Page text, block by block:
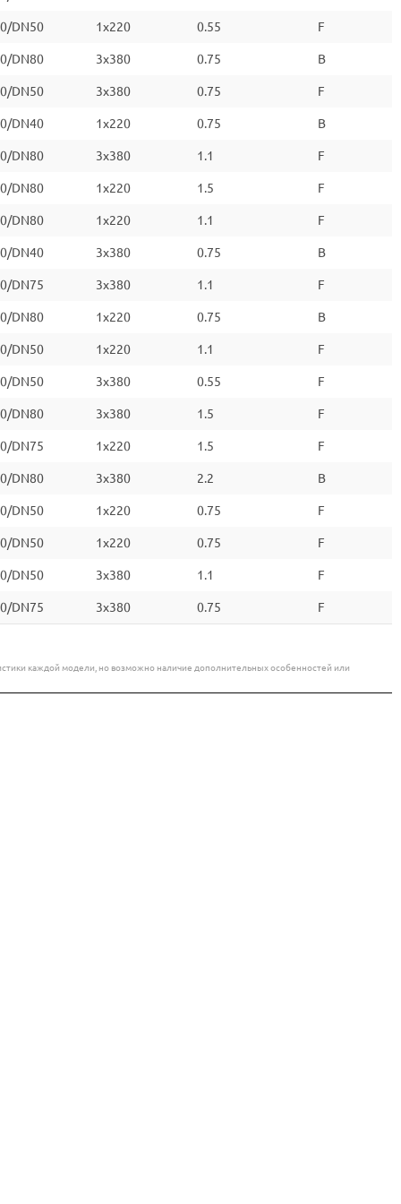
DN50 1x220 0.55 F
DN80 3х380 0.75 B
DN50 3х380 0.75 F
DN40 1x220 0.75 B
DN80 3х380 1.1 F
DN80 1x220 1.5 F
DN80 1x220 1.1 F
DN40 3х380 0.75 B
DN75 3х380 1.1 F
DN80 1x220 0.75 B
DN50 1x220 1.1 F
DN50 3х380 0.55 F
DN80 3х380 1.5 F
DN75 1x220 1.5 F
DN80 3х380 2.2 B
DN50 1x220 0.75 F
DN50 1x220 0.75 F
DN50 3х380 1.1 F
DN75 3х380 0.75 F
каждой модели, но возможно наличие дополнительных особенностей или